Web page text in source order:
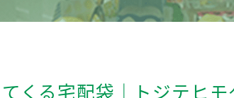
くる宅配袋｜トジテヒモ